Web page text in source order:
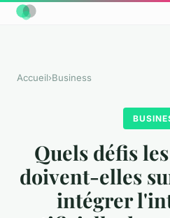
Accueil›Business
Quels défis
doivent-elles
intégrer